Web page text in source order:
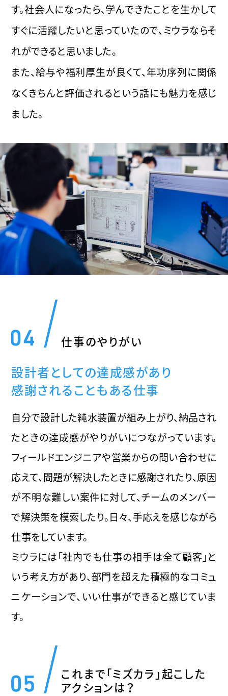
す。社会人になったら、学んできたことを生かして
すぐに活躍したいと思っていたので、ミウラならそ
れができると思いました。
また、給与や福利厚生が良くて、年功序列に関係
なくきちんと評価されるという話にも魅力を感じ
ました。
仕事のやりがい
設計者としての達成感があり
感謝されることもある仕事
自分で設計した純水装置が組み上がり、納品され
たときの達成感がやりがいにつながっています。
フィールドエンジニアや営業からの問い合わせに
応えて、問題が解決したときに感謝されたり、原因
が不明な難しい案件に対して、チームのメンバー
で解決策を模索したり。日々、手応えを感じながら
仕事をしています。
ミウラには「社内でも仕事の相手は全て顧客」と
いう考え方があり、部門を超えた積極的なコミュ
ニケーションで、いい仕事ができると感じていま
す。
これまで「ミズカラ」起こした
アクションは？